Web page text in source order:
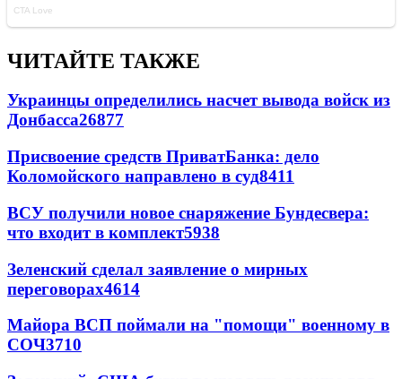
ЧИТАЙТЕ ТАКЖЕ
Украинцы определились насчет вывода войск из
Донбасса26877
Присвоение средств ПриватБанка: дело
Коломойского направлено в суд8411
ВСУ получили новое снаряжение Бундесвера:
что входит в комплект5938
Зеленский сделал заявление о мирных
переговорах4614
Майора ВСП поймали на "помощи" военному в
СОЧ3710